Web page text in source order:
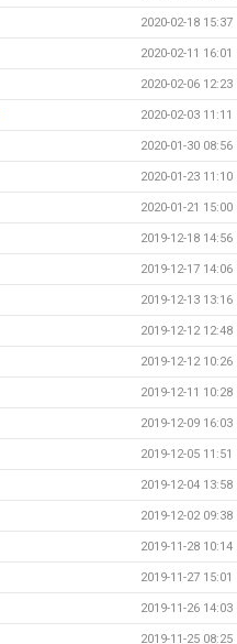
2020-02-18 15:37
2020-02-11 16:01
2020-02-06 12:23
2020-02-03 11:11
2020-01-30 08:56
2020-01-23 11:10
2020-01-21 15:00
2019-12-18 14:56
2019-12-17 14:06
2019-12-13 13:16
2019-12-12 12:48
2019-12-12 10:26
2019-12-11 10:28
2019-12-09 16:03
2019-12-05 11:51
2019-12-04 13:58
2019-12-02 09:38
2019-11-28 10:14
2019-11-27 15:01
2019-11-26 14:03
2019-11-25 08:25